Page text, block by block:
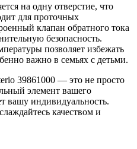
на одну отверстие, что
для проточных
клапан обратного тока
безопасность.
позволяет избежать
важно в семьях с детьми.
39861000 — это не просто
элемент вашего
вашу индивидуальность.
качеством и